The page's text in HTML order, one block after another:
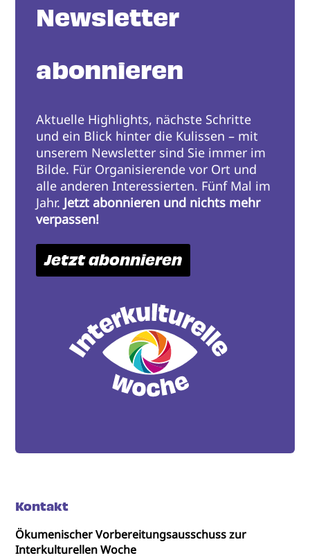
Newsletter
abonnieren
Aktuelle Highlights, nächste Schritte
und ein Blick hinter die Kulissen – mit
unserem Newsletter sind Sie immer im
Bilde. Für Organisierende vor Ort und
alle anderen Interessierten. Fünf Mal im
Jahr. Jetzt abonnieren und nichts mehr
verpassen!
Jetzt abonnieren
Kontakt
Ökumenischer Vorbereitungsausschuss zur
Interkulturellen Woche